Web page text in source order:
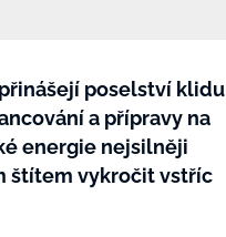
poselství klidu
a přípravy na
energie nejsilněji
štítem vykročit vstříc